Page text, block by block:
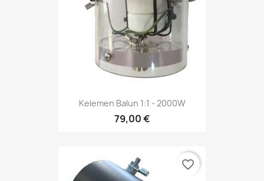
Kelemen Balun 1:1 - 2000W
79,00 €
favorite_border